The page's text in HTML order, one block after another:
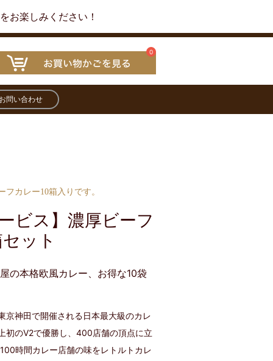
お楽しみください！
0
お問い合わせ
フカレー10箱入りです。
ビス】濃厚ビーフ
ット
の本格欧風カレー、お得な10袋
京神田で開催される日本最大級のカレ
初のV2で優勝し、400店舗の頂点に立
時間カレー店舗の味をレトルトカレ